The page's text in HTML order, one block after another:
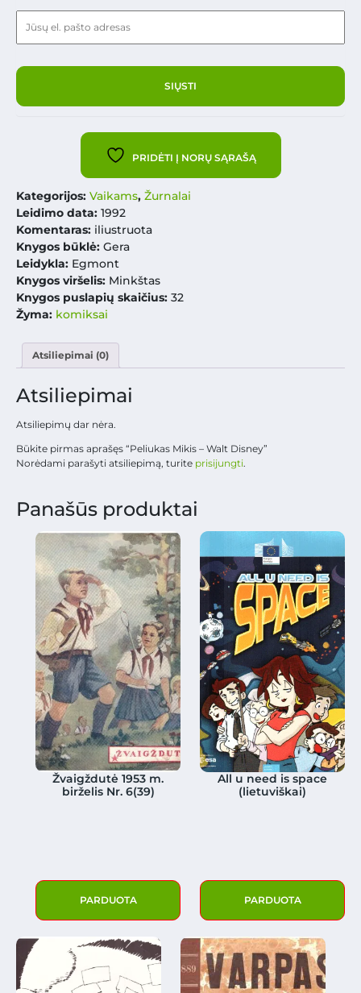
PRIDĖTI Į NORŲ SĄRAŠĄ
Kategorijos: Vaikams, Žurnalai
Leidimo data: 1992
Komentaras: iliustruota
Knygos būklė: Gera
Leidykla: Egmont
Knygos viršelis: Minkštas
Knygos puslapių skaičius: 32
Žyma: komiksai
Atsiliepimai (0)
Atsiliepimai
Atsiliepimų dar nėra.
Būkite pirmas aprašęs “Peliukas Mikis – Walt Disney”
Norėdami parašyti atsiliepimą, turite prisijungti.
Panašūs produktai
Žvaigždutė 1953 m.
birželis Nr. 6(39)
PARDUOTA
All u need is space
(lietuviškai)
PARDUOTA